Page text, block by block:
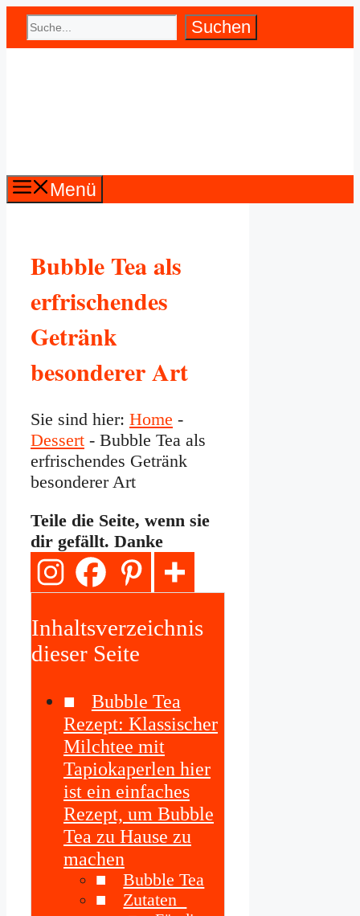
Zum
Inhalt
Suchen Suchen
Menü
Bubble Tea als
erfrischendes
Getränk
besonderer Art
Sie sind hier: Home -
Dessert - Bubble Tea als
erfrischendes Getränk
besonderer Art
Teile die Seite, wenn sie
dir gefällt. Danke
Inhaltsverzeichnis
dieser Seite
Bubble Tea
Rezept: Klassischer
Milchtee mit
Tapiokaperlen hier
ist ein einfaches
Rezept, um Bubble
Tea zu Hause zu
machen
Bubble Tea
Zutaten